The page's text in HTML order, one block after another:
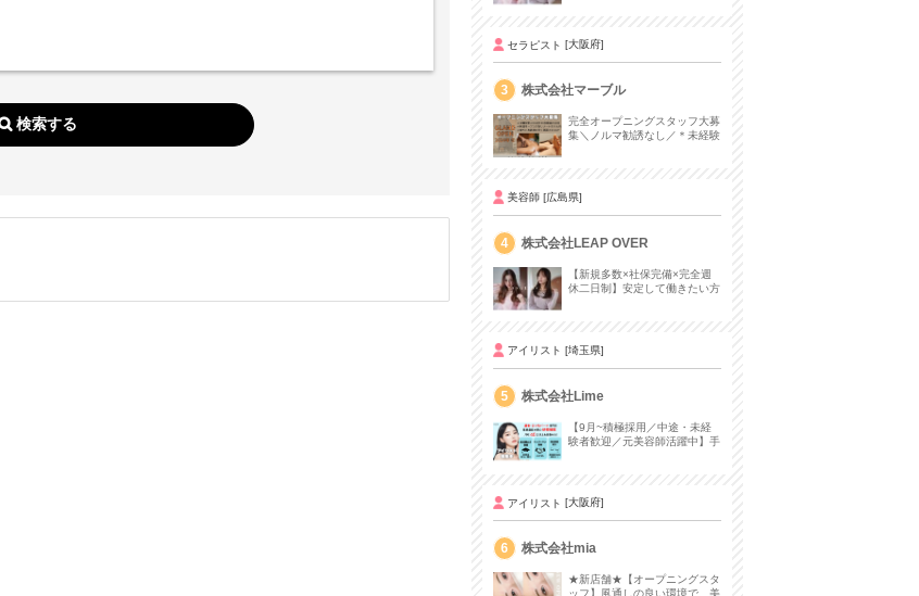
セラピスト [大阪府]
3 株式会社マーブル
完全オープニングスタッフ大募
集＼ノルマ勧誘なし／＊未経験
美容師 [広島県]
4 株式会社LEAP OVER
【新規多数×社保完備×完全週
休二日制】安定して働きたい方
アイリスト [埼玉県]
5 株式会社Lime
【9月~積極採用／中途・未経
験者歓迎／元美容師活躍中】手
アイリスト [大阪府]
6 株式会社mia
★新店舗★【オープニングスタ
ッフ】風通しの良い環境で、美